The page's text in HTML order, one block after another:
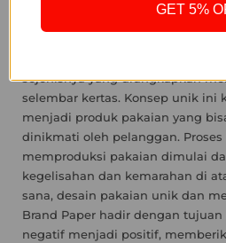
sejenisnya yang diungkapkan
selembar kertas. Konsep unik ini
menjadi produk pakaian yang
dinikmati oleh pelanggan.
memproduksi pakaian dimulai
kegelisahan dan kemarahan di
sana, desain pakaian unik dan
Brand Paper hadir dengan
negatif menjadi positif,
GET 5%